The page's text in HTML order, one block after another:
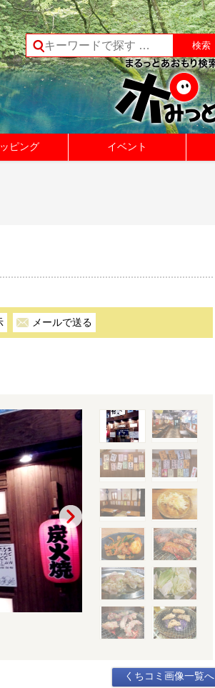
ピング イベント
メールで送る
くちコミ画像一覧へ